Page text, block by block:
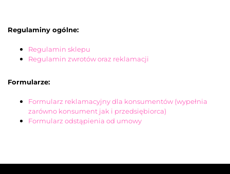
Regulaminy ogólne:
Regulamin sklepu
Regulamin zwrotów oraz reklamacji
Formularze:
Formularz reklamacyjny dla konsumentów (wypełnia
zarówno konsument jak i przedsiębiorca)
Formularz odstąpienia od umowy